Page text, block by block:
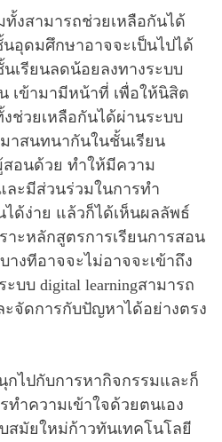
งสามารถช่วยเหลือกันได้
อุดมศึกษาอาจจะเป็นไปได้
เรียนลดน้อยลงทางระบบ
เข้ามามีหน้าที่ เพื่อให้นิสิต
ช่วยเหลือกันได้ผ่านระบบ
าสนทนากันในชั้นเรียน
สอนด้วย ทำให้มีความ
ะมีส่วนร่วมในการทำ
ด้ง่าย แล้วก็ได้เห็นผลลัพธ์
าะหลักสูตรการเรียนการสอน
างทีอาจจะไม่อาจจะเข้าถึง
บบ digital learningสามารถ
ะจัดการกับปัญหาได้อย่างตรง
กไปกับการหากิจกรรมและก็
ำความเข้าใจด้วยตนเอง
สมัยใหม่ก้าวทันเทคโนโลยี